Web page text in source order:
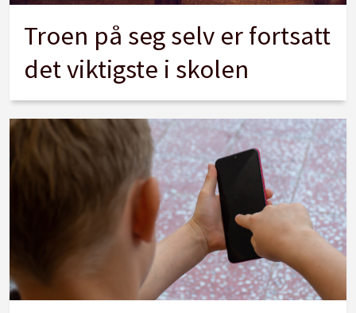
Troen på seg selv er fortsatt
det viktigste i skolen